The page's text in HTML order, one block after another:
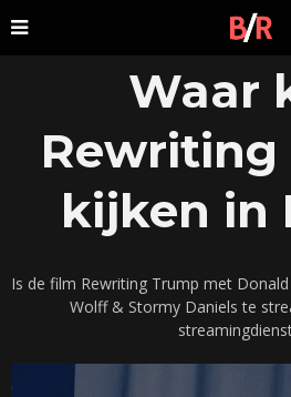
Waar
kijken in
Is de film Rewriting Trump met Donald
Wolff & Stormy Daniels te